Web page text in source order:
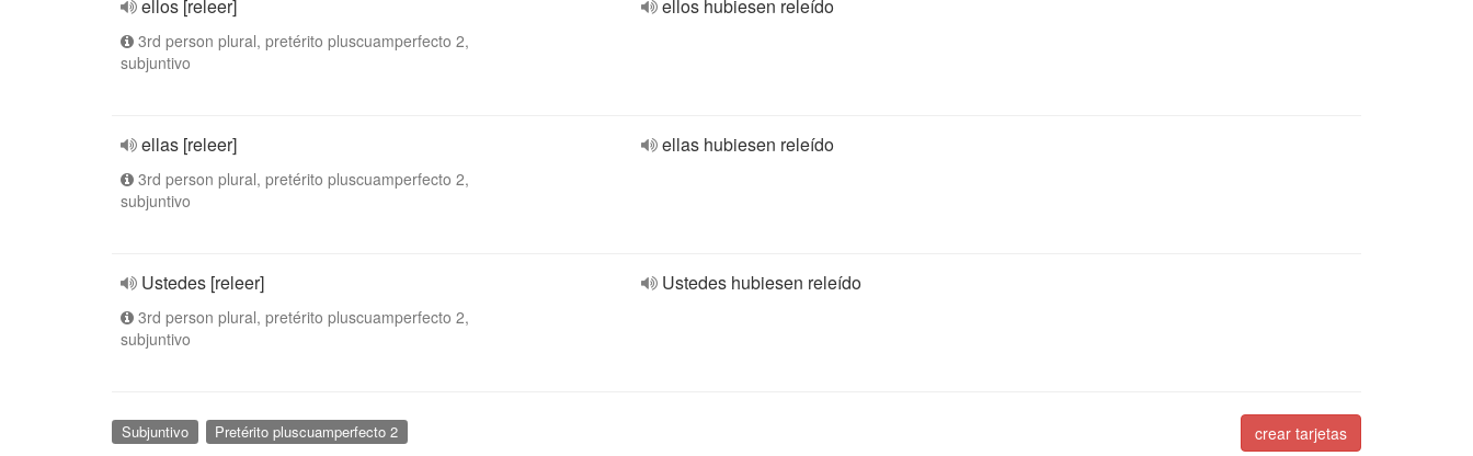
ellos [releer]
3rd person plural, pretérito pluscuamperfecto 2,
subjuntivo
ellos hubiesen releído
ellas [releer]
3rd person plural, pretérito pluscuamperfecto 2,
subjuntivo
ellas hubiesen releído
Ustedes [releer]
3rd person plural, pretérito pluscuamperfecto 2,
subjuntivo
Ustedes hubiesen releído
crear tarjetas
Subjuntivo Pretérito pluscuamperfecto 2